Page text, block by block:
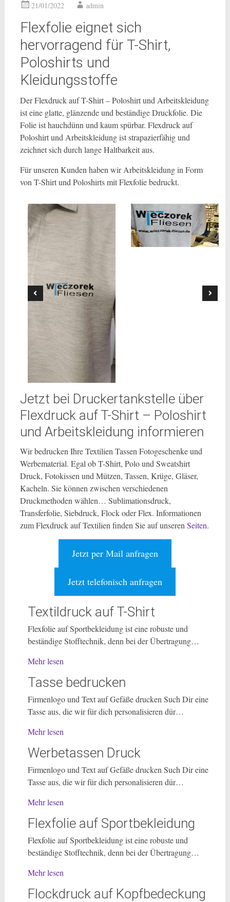
21/01/2022 admin
Flexfolie eignet sich
hervorragend für T-Shirt,
Poloshirts und
Kleidungsstoffe
Der Flexdruck auf T-Shirt – Poloshirt und Arbeitskleidung
ist eine glatte, glänzende und beständige Druckfolie. Die
Folie ist hauchdünn und kaum spürbar. Flexdruck auf
Poloshirt und Arbeitskleidung ist strapazierfähig und
zeichnet sich durch lange Haltbarkeit aus.
Für unseren Kunden haben wir Arbeitskleidung in Form
von T-Shirt und Poloshirts mit Flexfolie bedruckt.
Jetzt bei Druckertankstelle über
Flexdruck auf T-Shirt – Poloshirt
und Arbeitskleidung informieren
Wir bedrucken Ihre Textilien Tassen Fotogeschenke und
Werbematerial. Egal ob T-Shirt, Polo und Sweatshirt
Druck, Fotokissen und Mützen, Tassen, Krüge, Gläser,
Kacheln. Sie können zwischen verschiedenen
Druckmethoden wählen… Sublimationsdruck,
Transferfolie, Siebdruck, Flock oder Flex. Informationen
zum Flexdruck auf Textilien finden Sie auf unseren Seiten.
Jetzt per Mail anfragen
Jetzt telefonisch anfragen
Textildruck auf T-Shirt
Flexfolie auf Sportbekleidung ist eine robuste und
beständige Stofftechnik, denn bei der Übertragung…
Mehr lesen
Tasse bedrucken
Firmenlogo und Text auf Gefäße drucken Such Dir eine
Tasse aus, die wir für dich personalisieren dür…
Mehr lesen
Werbetassen Druck
Firmenlogo und Text auf Gefäße drucken Such Dir eine
Tasse aus, die wir für dich personalisieren dür…
Mehr lesen
Flexfolie auf Sportbekleidung
Flexfolie auf Sportbekleidung ist eine robuste und
beständige Stofftechnik, denn bei der Übertragung…
Mehr lesen
Flockdruck auf Kopfbedeckung